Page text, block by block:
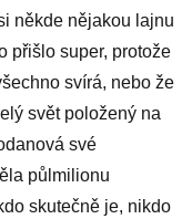
někde nějakou lajnu
přišlo super, protože
svírá, nebo že
svět položený na
své
půlmilionu
skutečně je, nikdo